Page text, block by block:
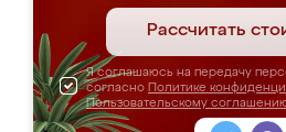
Рассчитать
Я соглашаюсь на передачу
согласно Политике
Пользовательскому